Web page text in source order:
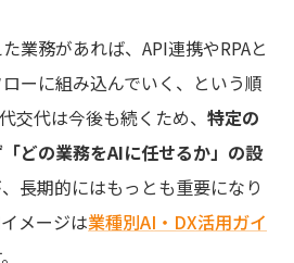
業務があれば、API連携やRPAと
ーに組み込んでいく、という順
交代は今後も続くため、 特定の
どの業務をAIに任せるか」の設
長期的にはもっとも重要になり
メージは業種別AI・DX活用ガイ